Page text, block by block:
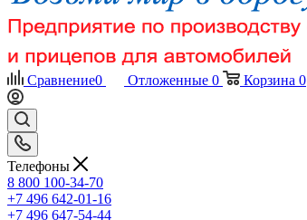
Сравнение0 Отложенные 0 Корзина 0
Телефоны
8 800 100-34-70
+7 496 642-01-16
+7 496 647-54-44